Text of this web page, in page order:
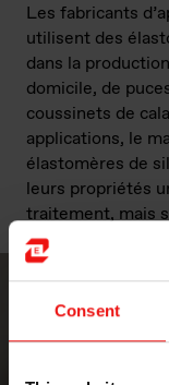
Consent
Les fabricants
utilisent des
dans la
domicile, de
coussinets de
applications, le
élastomères de
leurs propriétés
traitement, mais